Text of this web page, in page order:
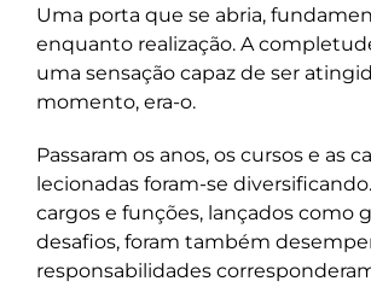
Uma porta que se abria,
enquanto realização. A
uma sensação capaz de ser
momento, era-o.
Passaram os anos, os cursos e as
lecionadas foram-se
cargos e funções, lançados como
desafios, foram também
responsabilidades